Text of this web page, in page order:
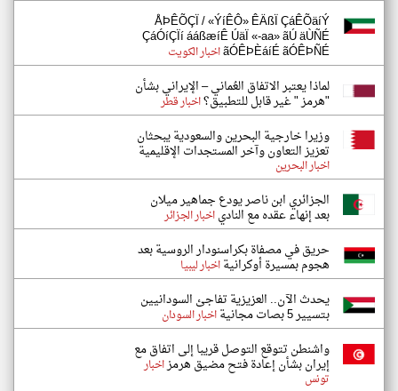
ÅÞÊÕÇÏ / «ÝíÊÔ» ÊÄßÏ ÇáÊÕäíÝ
ÇáÓíÇÏí ááßæíÊ ÚäÏ «-aa» ãÚ äÙÑÉ
ãÓÊÞÈáíÉ ãÓÊÞÑÉاخبار الكويت
لماذا يعتبر الاتفاق العُماني – الإيراني بشأن
"هرمز " غير قابل للتطبيق؟اخبار قطر
وزيرا خارجية البحرين والسعودية يبحثان
تعزيز التعاون وآخر المستجدات الإقليمية
اخبار البحرين
الجزائري ابن ناصر يودع جماهير ميلان
بعد إنهاء عقده مع النادياخبار الجزائر
حريق في مصفاة بكراسنودار الروسية بعد
هجوم بمسيرة أوكرانيةاخبار ليبيا
يحدث الآن.. العزيزية تفاجئ السودانيين
بتسيير 5 بصات مجانية اخبار السودان
واشنطن تتوقع التوصل قريبا إلى اتفاق مع
إيران بشأن إعادة فتح مضيق هرمزاخبار
تونس